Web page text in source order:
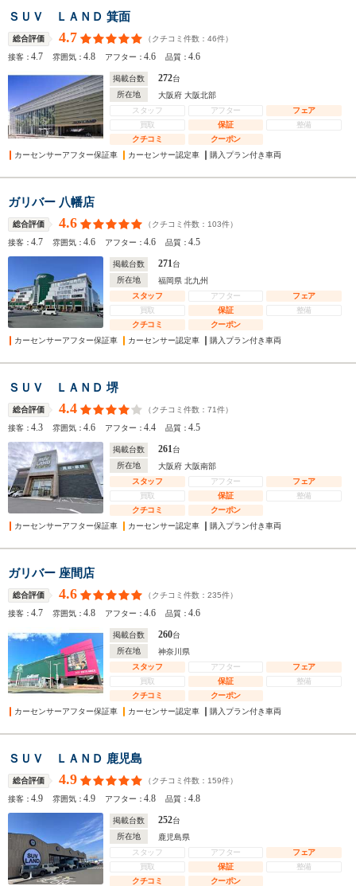
ＳＵＶ ＬＡＮＤ 箕面
総合評価 4.7 （クチコミ件数： 46件）
接客：4.7 雰囲気：4.8 アフター：4.6 品質：4.6
掲載台数 272台
所在地
大阪府 大阪北部
スタッフ
アフター
フェア
買取
保証
整備
クチコミ
クーポン
カーセンサーアフター保証車
カーセンサー認定車 購入プラン付き車両
ガリバー 八幡店
総合評価 4.6 （クチコミ件数： 103件）
接客：4.7 雰囲気：4.6 アフター：4.6 品質：4.5
掲載台数 271台
所在地
福岡県 北九州
スタッフ
アフター
フェア
買取
保証
整備
クチコミ
クーポン
カーセンサーアフター保証車
カーセンサー認定車 購入プラン付き車両
ＳＵＶ ＬＡＮＤ 堺
総合評価 4.4 （クチコミ件数： 71件）
接客：4.3 雰囲気：4.6 アフター：4.4 品質：4.5
掲載台数 261台
所在地
大阪府 大阪南部
スタッフ
アフター
フェア
買取
保証
整備
クチコミ
クーポン
カーセンサーアフター保証車
カーセンサー認定車 購入プラン付き車両
ガリバー 座間店
総合評価 4.6 （クチコミ件数： 235件）
接客：4.7 雰囲気：4.8 アフター：4.6 品質：4.6
掲載台数 260台
所在地
神奈川県
スタッフ
アフター
フェア
買取
保証
整備
クチコミ
クーポン
カーセンサーアフター保証車
カーセンサー認定車 購入プラン付き車両
ＳＵＶ ＬＡＮＤ 鹿児島
総合評価 4.9 （クチコミ件数： 159件）
接客：4.9 雰囲気：4.9 アフター：4.8 品質：4.8
掲載台数 252台
所在地
鹿児島県
スタッフ
アフター
フェア
買取
保証
整備
クチコミ
クーポン